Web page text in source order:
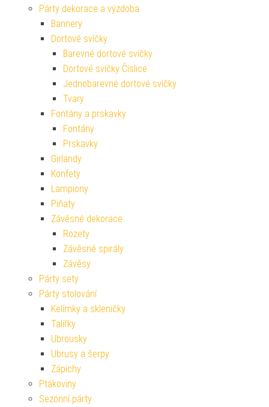
Párty dekorace a výzdoba
Bannery
Dortové svíčky
Barevné dortové svíčky
Dortové svíčky Číslice
Jednobarevné dortové svíčky
Tvary
Fontány a prskavky
Fontány
Prskavky
Girlandy
Konfety
Lampiony
Piňaty
Závěsné dekorace
Rozety
Závěsné spirály
Závěsy
Párty sety
Párty stolování
Kelímky a skleničky
Talířky
Ubrousky
Ubrusy a šerpy
Zápichy
Ptákoviny
Sezónní párty